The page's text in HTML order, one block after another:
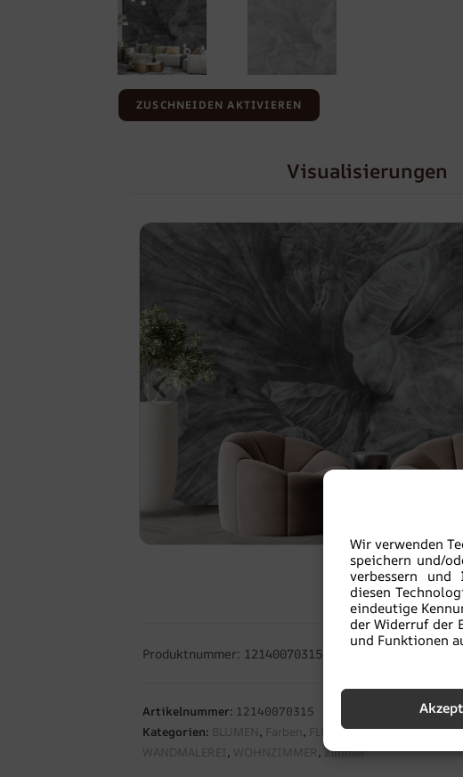
Wir verwenden
speichern und/
verbessern und
diesen
eindeutige
der Widerruf der
und Funktionen
ZUSCHNEIDEN AKTIVIEREN
Visualisierungen
Produktnummer: 12140070315
Artikelnummer: 12140070315
Kategorien: BLUMEN , Farben , FLUR ,Fototapeten,
WANDMALEREI, WOHNZIMMER,Zimmer